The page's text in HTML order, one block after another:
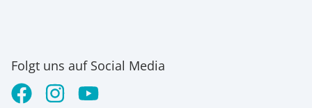
Folgt uns auf Social Media